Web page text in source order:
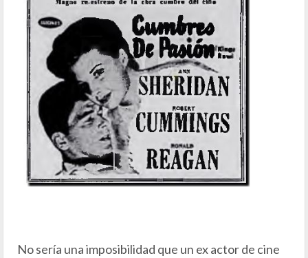
No sería una imposibilidad que un ex actor de cine